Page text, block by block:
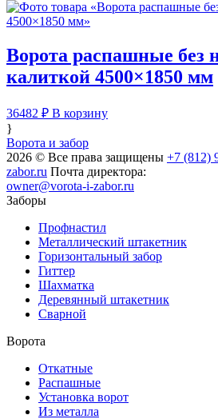
Ворота распашные без
калиткой 4500×1850 мм
36482 ₽ В корзину
}
Ворота и забор
2026 © Все права защищены +7 (812)
zabor.ru Почта директора:
owner@vorota-i-zabor.ru
Заборы
Профнастил
Металлический штакетник
Горизонтальный забор
Гиттер
Шахматка
Деревянный штакетник
Сварной
Ворота
Откатные
Распашные
Установка ворот
Из металла